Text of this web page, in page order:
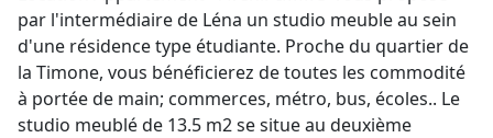
par l'intermédiaire de Léna un studio meuble au sein
d'une résidence type étudiante. Proche du quartier de
la Timone, vous bénéficierez de toutes les commodité
à portée de main; commerces, métro, bus, écoles.. Le
studio meublé de 13.5 m2 se situe au deuxième